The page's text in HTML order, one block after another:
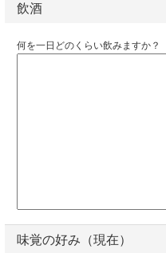
飲酒
何を一日どのくらい飲みますか？
味覚の好み（現在）